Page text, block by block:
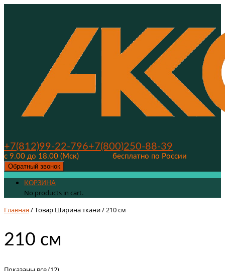
+7(812)99-22-796+7(800)250-88-39
с 9.00 до 18.00 (Мск)
бесплатно по России
Обратный звонок
КОРЗИНА
No products in cart.
Главная/ Товар Ширина ткани / 210 см
210 см
Цены: